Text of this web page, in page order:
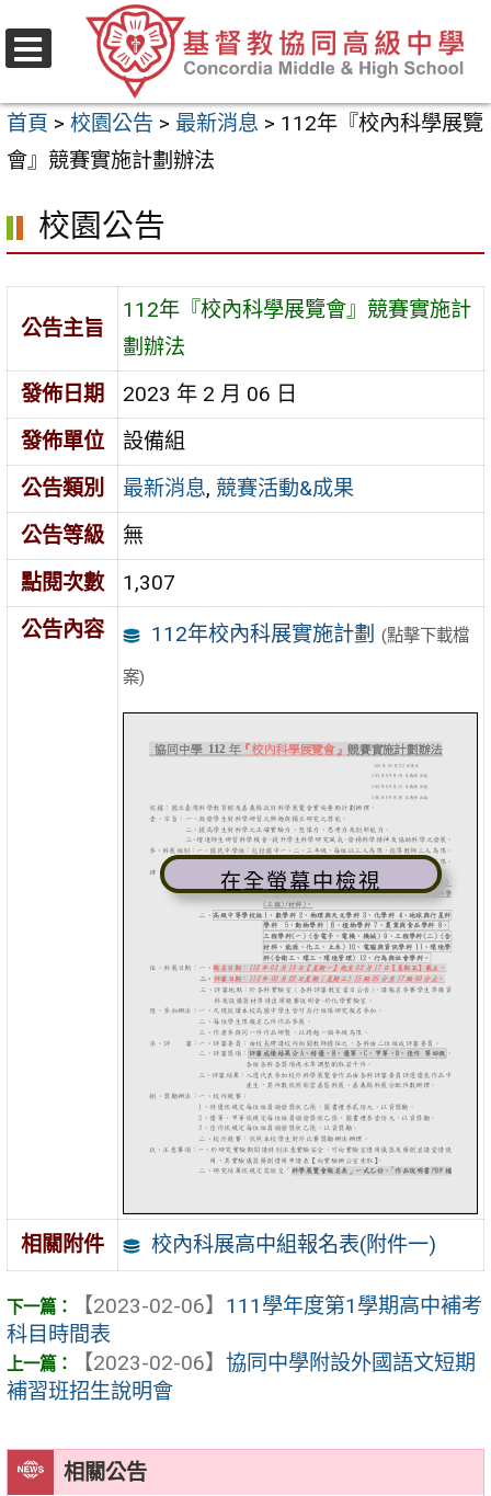
至
要
內
區
首頁 > 校園公告 > 最新消息 > 112年『校內科學展覽
會』競賽實施計劃辦法
相關公告
校園公告
公告主旨
112年『校內科學展覽會』競賽實施計
劃辦法
發佈日期
2023 年 2 月 06 日
發佈單位
設備組
公告類別
最新消息, 競賽活動&成果
公告等級
無
點閱次數
1,307
公告內容
112年校內科展實施計劃 (點擊下載檔
案)
在全螢幕中檢視
相關附件 校內科展高中組報名表(附件一)
【2023-02-06】 111學年度第1學期高中補考
科目時間表
【2023-02-06】 協同中學附設外國語文短期
補習班招生說明會
選
單